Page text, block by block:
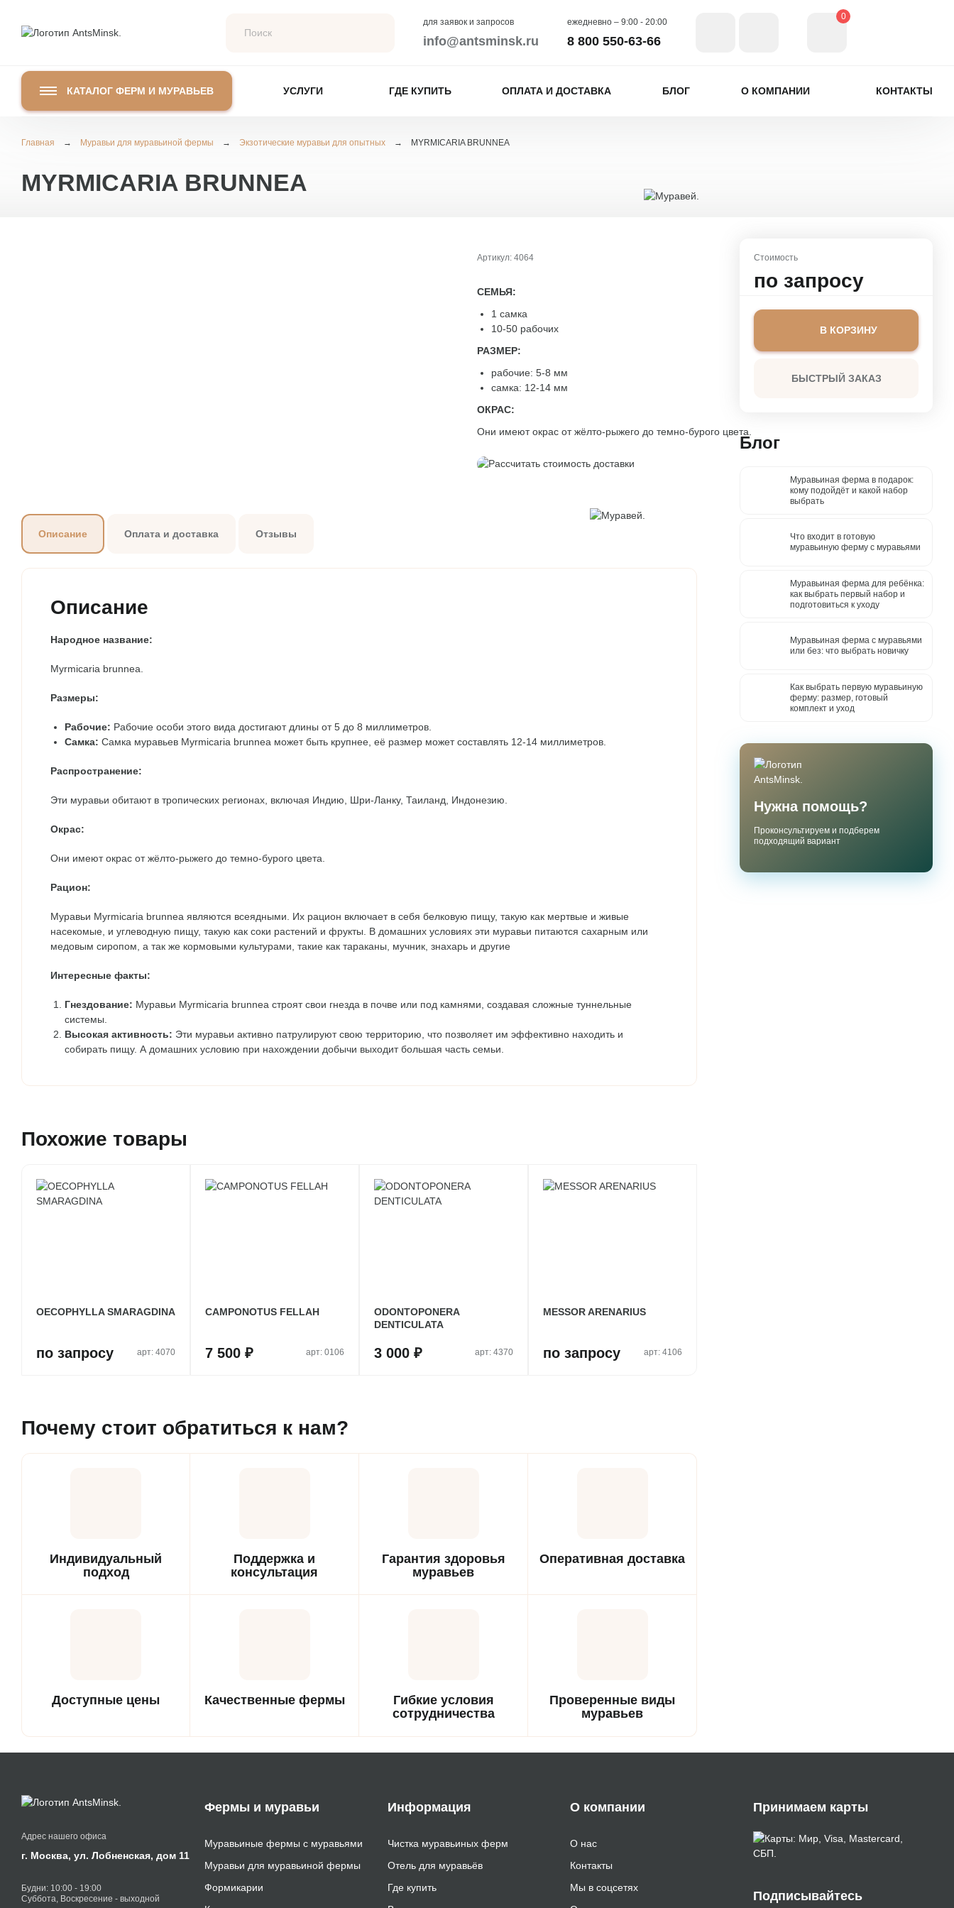
для заявок и запросов
info@antsminsk.ru
ежедневно – 9:00 - 20:00
8 800 550-63-66
0
КАТАЛОГ ФЕРМ И МУРАВЬЕВ
Муравьиные фермы
Стартовые комплекты
Муравьи для
Для новичков
Дополнительные товары
Инкубаторы для муравьёв
Подарочные сертификаты
Minecraft
с муравьями
СМОТРЕТЬ
УСЛУГИ ГДЕ КУПИТЬ ОПЛАТА И ДОСТАВКА БЛОГ О КОМПАНИИ КОНТАКТЫ
Главная → Муравьи для муравьиной фермы → Экзотические муравьи для опытных → MYRMICARIA BRUNNEA
MYRMICARIA BRUNNEA
Артикул: 4064
СЕМЬЯ:
1 самка
10-50 рабочих
РАЗМЕР:
рабочие: 5-8 мм
самка: 12-14 мм
ОКРАС:
Они имеют окрас от жёлто-рыжего до темно-бурого цвета.
Описание Оплата и доставка Отзывы
Описание
Народное название:
Myrmicaria brunnea.
Размеры:
Рабочие: Рабочие особи этого вида достигают длины от 5 до 8 миллиметров.
Самка: Самка муравьев Myrmicaria brunnea может быть крупнее, её размер может составлять 12-14 миллиметров.
Распространение:
Эти муравьи обитают в тропических регионах, включая Индию, Шри-Ланку, Таиланд, Индонезию.
Окрас:
Они имеют окрас от жёлто-рыжего до темно-бурого цвета.
Рацион:
Муравьи Myrmicaria brunnea являются всеядными. Их рацион включает в себя белковую пищу, такую как мертвые и живые
насекомые, и углеводную пищу, такую как соки растений и фрукты. В домашних условиях эти муравьи питаются сахарным или
медовым сиропом, а так же кормовыми культурами, такие как тараканы, мучник, знахарь и другие
Интересные факты:
Гнездование: Муравьи Myrmicaria brunnea строят свои гнезда в почве или под камнями, создавая сложные туннельные
системы.
Высокая активность: Эти муравьи активно патрулируют свою территорию, что позволяет им эффективно находить и
собирать пищу. А домашних условию при нахождении добычи выходит большая часть семьи.
Похожие товары
OECOPHYLLA SMARAGDINA
по запросу арт: 4070
CAMPONOTUS FELLAH
7 500 ₽ арт: 0106
ODONTOPONERA
DENTICULATA
3 000 ₽ арт: 4370
MESSOR ARENARIUS
по запросу арт: 4106
Почему стоит обратиться к нам?
Индивидуальный
подход
Поддержка и
консультация
Гарантия здоровья
муравьев
Оперативная доставка
Доступные цены Качественные фермы
Гибкие условия
сотрудничества
Проверенные виды
муравьев
подходящими для новичков.
Стоимость
по запросу
В КОРЗИНУ
БЫСТРЫЙ ЗАКАЗ
Блог
Муравьиная ферма в подарок:
кому подойдёт и какой набор
выбрать
Что входит в готовую
муравьиную ферму с муравьями
Муравьиная ферма для ребёнка:
как выбрать первый набор и
подготовиться к уходу
Муравьиная ферма с муравьями
или без: что выбрать новичку
Как выбрать первую муравьиную
ферму: размер, готовый
комплект и уход
Нужна помощь?
Проконсультируем и подберем
подходящий вариант
Адрес нашего офиса
г. Москва, ул. Лобненская, дом 11
Будни: 10:00 - 19:00
Суббота, Воскресение - выходной
Фермы и муравьи
Муравьиные фермы с муравьями
Муравьи для муравьиной фермы
Формикарии
Информация
Чистка муравьиных ферм
Отель для муравьёв
Где купить
О компании
О нас
Контакты
Мы в соцсетях
Принимаем карты
Подписывайтесь